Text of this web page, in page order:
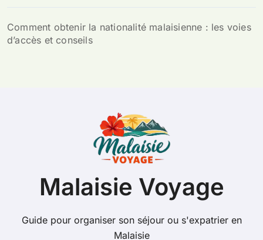
Comment obtenir la nationalité malaisienne : les voies
d’accès et conseils
Malaisie Voyage
Guide pour organiser son séjour ou s'expatrier en
Malaisie